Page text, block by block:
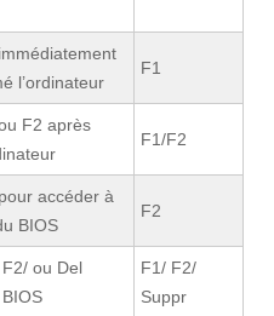
l’ordinateur
F1
F2 après
F1/F2
accéder à
BIOS
F2
ou Del
F1/ F2/
Suppr